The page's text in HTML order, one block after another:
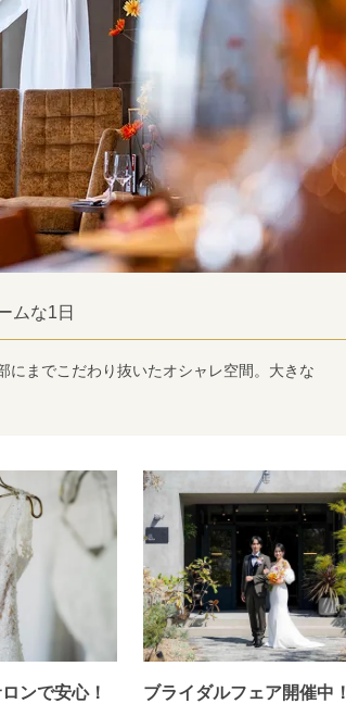
ムな1日
にまでこだわり抜いたオシャレ空間。大きな
ンで安心！ ブライダルフェア開催中！